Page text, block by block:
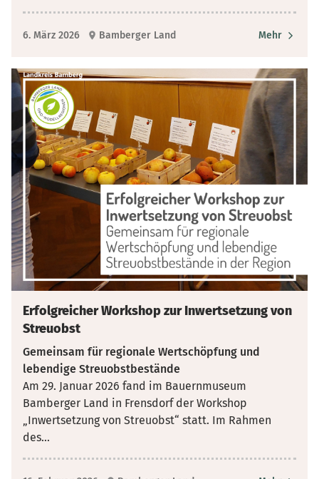
6. März 2026 Bamberger Land Mehr
Erfolgreicher Workshop zur Inwertsetzung von
Streuobst
Gemeinsam für regionale Wertschöpfung und
lebendige Streuobstbestände
Am 29. Januar 2026 fand im Bauernmuseum
Bamberger Land in Frensdorf der Workshop
„Inwertsetzung von Streuobst“ statt. Im Rahmen
des...